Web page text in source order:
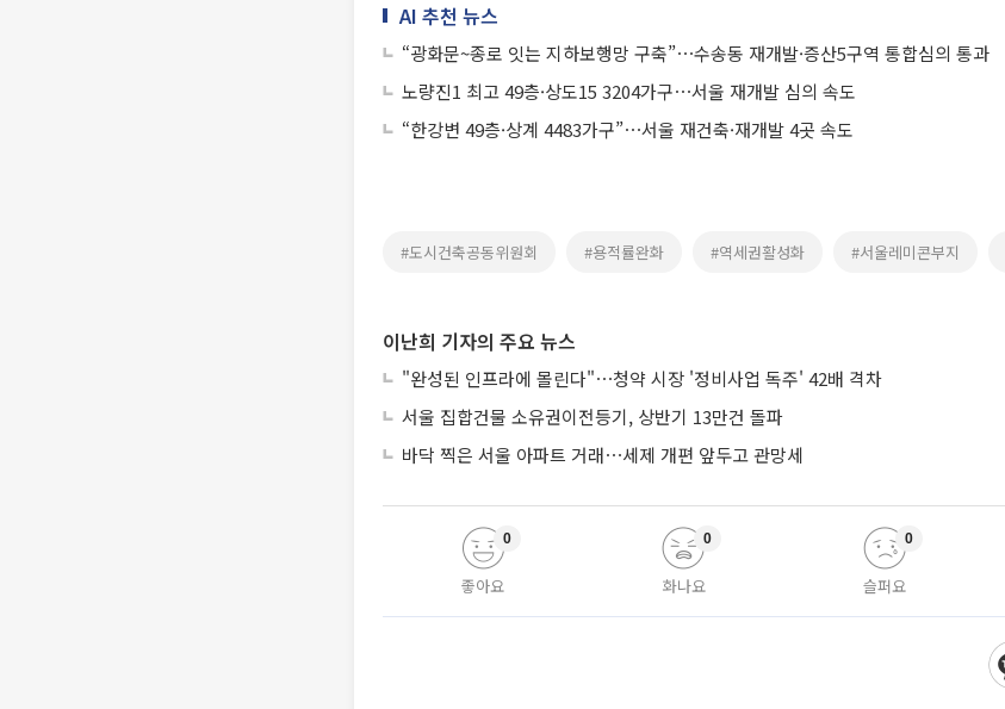
AI 추천 뉴스
“광화문~종로 잇는 지하보행망 구축”⋯수송동 재개발·증산5구역 통합심의 통과
노량진1 최고 49층·상도15 3204가구⋯서울 재개발 심의 속도
“한강변 49층·상계 4483가구”⋯서울 재건축·재개발 4곳 속도
#도시건축공동위원회 #용적률완화 #역세권활성화 #서울레미콘부지
이난희 기자의 주요 뉴스
"완성된 인프라에 몰린다"⋯청약 시장 '정비사업 독주' 42배 격차
서울 집합건물 소유권이전등기, 상반기 13만건 돌파
바닥 찍은 서울 아파트 거래⋯세제 개편 앞두고 관망세
좋아요
0
화나요
0
슬퍼요
0